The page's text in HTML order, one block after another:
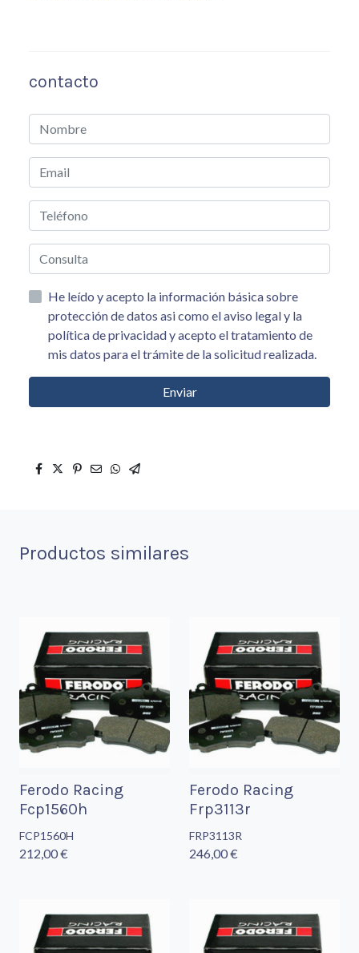
contacto
He leído y acepto la información básica sobre
protección de datos asi como el aviso legal y la
política de privacidad y acepto el tratamiento de
mis datos para el trámite de la solicitud realizada.
Enviar
Productos similares
Ferodo Racing
Fcp1560h
FCP1560H
212,00 €
Ferodo Racing
Frp3113r
FRP3113R
246,00 €